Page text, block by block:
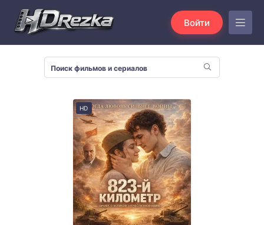
Войти
HD